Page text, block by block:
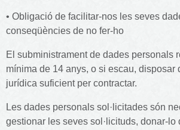
• Obligació de facilitar-nos les seves
conseqüències de no fer-ho
El subministrament de dades personals
mínima de 14 anys, o si escau, disposar
jurídica suficient per contractar.
Les dades personals sol·licitades són
gestionar les seves sol·licituds, donar-lo